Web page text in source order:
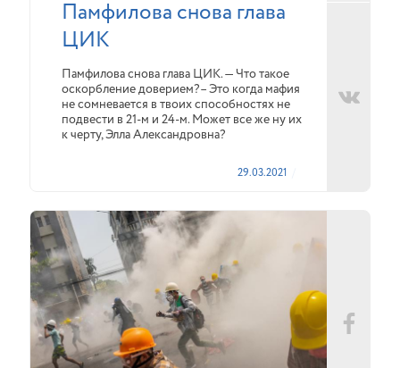
Памфилова снова глава
ЦИК
Памфилова снова глава ЦИК. — Что такое
оскорбление доверием?– Это когда мафия
не сомневается в твоих способностях не
подвести в 21-м и 24-м. Может все же ну их
к черту, Элла Александровна?
29.03.2021